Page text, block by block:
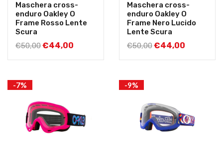
Maschera cross-
enduro Oakley O
Frame Rosso Lente
Scura
€50,00€44,00
Maschera cross-
enduro Oakley O
Frame Nero Lucido
Lente Scura
€50,00€44,00
-7% -9%